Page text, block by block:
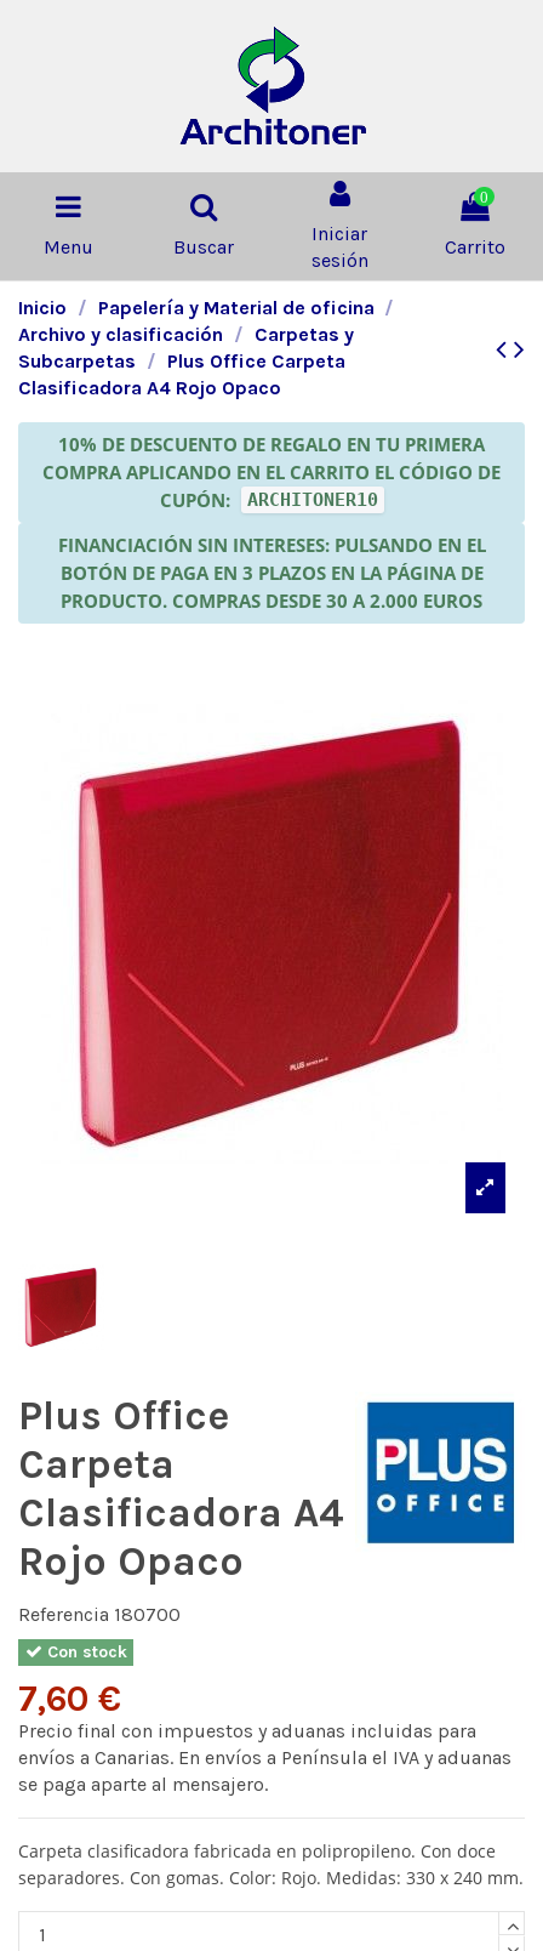
Menu Buscar
Iniciar
sesión
0
Carrito
Inicio
Papelería y Material de oficina
Archivo y clasificación
Carpetas y
Subcarpetas
Plus Office Carpeta
Clasificadora A4 Rojo Opaco
10% DE DESCUENTO DE REGALO EN TU PRIMERA
COMPRA APLICANDO EN EL CARRITO EL CÓDIGO DE
CUPÓN:
ARCHITONER10
FINANCIACIÓN SIN INTERESES: PULSANDO EN EL
BOTÓN DE PAGA EN 3 PLAZOS EN LA PÁGINA DE
PRODUCTO. COMPRAS DESDE 30 A 2.000 EUROS
Plus Office
Carpeta
Clasificadora A4
Rojo Opaco
Referencia 180700
Con stock
7,60 €
Precio final con impuestos y aduanas incluidas para
envíos a Canarias. En envíos a Península el IVA y aduanas
se paga aparte al mensajero.
Carpeta clasificadora fabricada en polipropileno. Con doce
separadores. Con gomas. Color: Rojo. Medidas: 330 x 240 mm.